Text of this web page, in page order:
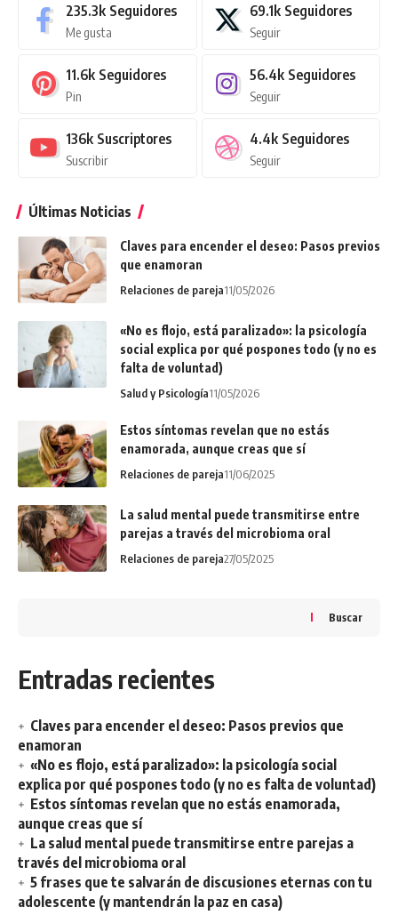
235.3k Seguidores
Me gusta
69.1k Seguidores
Seguir
11.6k Seguidores
Pin
56.4k Seguidores
Seguir
136k Suscriptores
Suscribir
4.4k Seguidores
Seguir
Últimas Noticias
Claves para encender el deseo: Pasos previos
que enamoran
Relaciones de pareja11/05/2026
«No es flojo, está paralizado»: la psicología
social explica por qué pospones todo (y no es
falta de voluntad)
Salud y Psicología11/05/2026
Estos síntomas revelan que no estás
enamorada, aunque creas que sí
Relaciones de pareja11/06/2025
La salud mental puede transmitirse entre
parejas a través del microbioma oral
Relaciones de pareja27/05/2025
Buscar
Entradas recientes
Claves para encender el deseo: Pasos previos que
enamoran
«No es flojo, está paralizado»: la psicología social
explica por qué pospones todo (y no es falta de voluntad)
Estos síntomas revelan que no estás enamorada,
aunque creas que sí
La salud mental puede transmitirse entre parejas a
través del microbioma oral
5 frases que te salvarán de discusiones eternas con tu
adolescente (y mantendrán la paz en casa)